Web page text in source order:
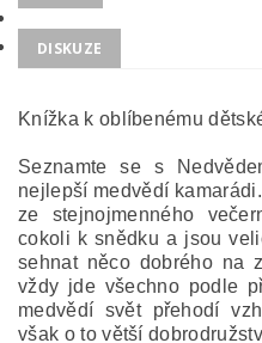
DISKUZE
Knížka k oblíbenému
Seznamte se s
nejlepší medvědí
ze stejnojmenného
cokoli k snědku a jsou
sehnat něco dobrého na
vždy jde všechno podle
medvědí svět přehodí
však o to větší